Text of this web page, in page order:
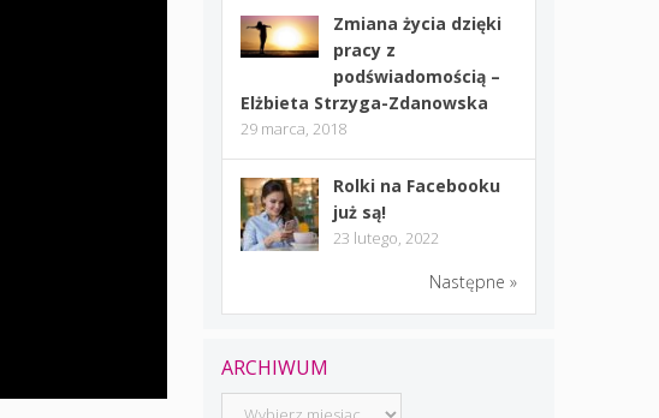
Zmiana życia dzięki
pracy z
podświadomością –
Elżbieta Strzyga-Zdanowska
29 marca, 2018
Rolki na Facebooku
już są!
23 lutego, 2022
Następne »
ARCHIWUM
Archiwum